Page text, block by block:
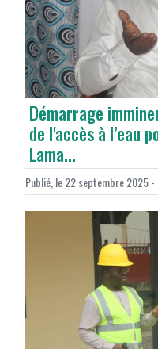
Démarrage
de l'accès à l’eau
Lama...
Publié, le 22 septembre 2025 -